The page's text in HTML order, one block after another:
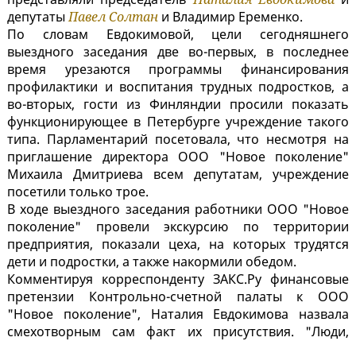
депутатыПавел Солтан и Владимир Еременко.
По словам Евдокимовой, цели сегодняшнего
выездного заседания две во-первых, в последнее
время урезаются программы финансирования
профилактики и воспитания трудных подростков, а
во-вторых, гости из Финляндии просили показать
функционирующее в Петербурге учреждение такого
типа. Парламентарий посетовала, что несмотря на
приглашение директора ООО "Новое поколение"
Михаила Дмитриева всем депутатам, учреждение
посетили только трое.
В ходе выездного заседания работники ООО "Новое
поколение" провели экскурсию по территории
предприятия, показали цеха, на которых трудятся
дети и подростки, а также накормили обедом.
Комментируя корреспонденту ЗАКС.Ру финансовые
претензии Контрольно-счетной палаты к ООО
"Новое поколение", Наталия Евдокимова назвала
смехотворным сам факт их присутствия. "Люди,